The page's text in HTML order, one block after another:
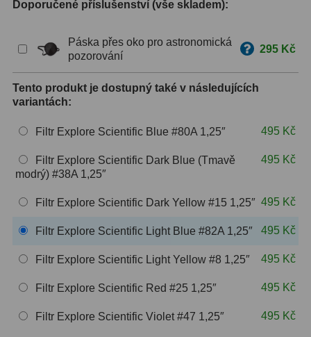
ED a Flat Field12
Měřící, s mřížkou6
Filtry182
Měsíční a Polarizační23
Sluneční43
CLS a UHC18
Širokopásmové 13
Doporučené příslušenství (vše skladem):
Páska přes oko pro astronomická
pozorování
295 Kč
Tento produkt je dostupný také v následujících
variantách:
Filtr Explore Scientific Blue #80A 1,25″ 495 Kč
Filtr Explore Scientific Dark Blue (Tmavě
modrý) #38A 1,25″
495 Kč
Filtr Explore Scientific Dark Yellow #15 1,25″ 495 Kč
Filtr Explore Scientific Light Blue #82A 1,25″ 495 Kč
Filtr Explore Scientific Light Yellow #8 1,25″ 495 Kč
Filtr Explore Scientific Red #25 1,25″ 495 Kč
Filtr Explore Scientific Violet #47 1,25″ 495 Kč